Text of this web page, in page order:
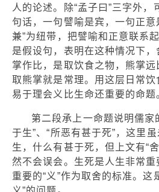
人的论述。除“孟子曰”三字外，
句话，一句譬喻是宾，一句正意
兼”为纽带，把譬喻和正意联系
是假设句，表明在这种情况下
掌作比，是取饮食之物，熊掌
取熊掌就是常理。用这层日常饮
易于理会义比生命还重要的命题
第二段承上一命题说明儒家
于生”、“所恶有甚于死”，这里
生，什么有甚于死，但上文有“
然不会误会。生死是人生非常重
重要的“义”作为取舍的标准。这